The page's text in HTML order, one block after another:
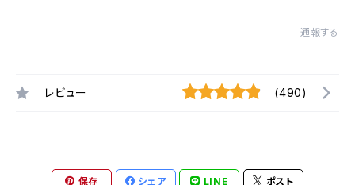
通報する
レビュー (490)
保存 シェア LINE ポスト